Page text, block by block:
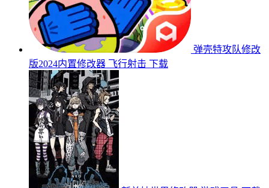
弹壳特攻队修改
版2024内置修改器 飞行射击 下载